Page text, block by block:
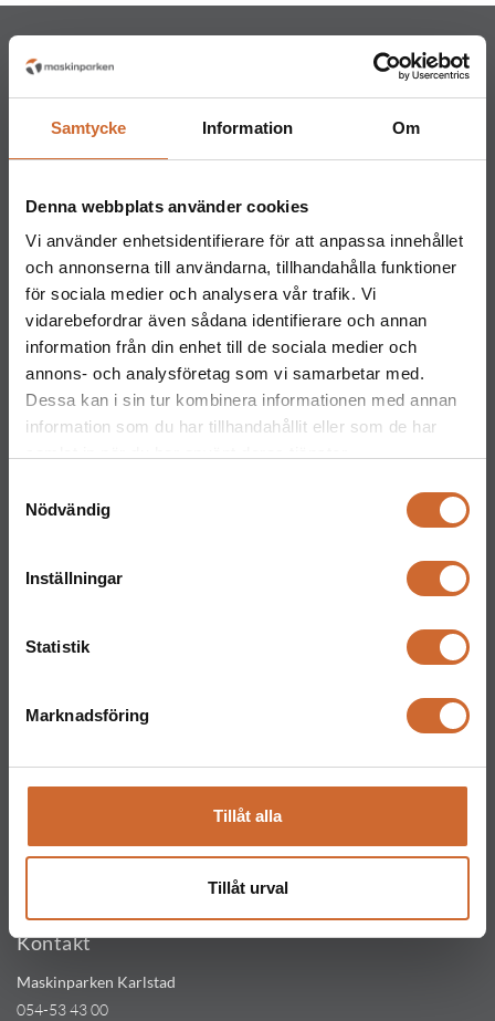
Samtycke Information Om
Denna webbplats använder cookies
Vi använder enhetsidentifierare för att anpassa innehållet
och annonserna till användarna, tillhandahålla funktioner
för sociala medier och analysera vår trafik. Vi
vidarebefordrar även sådana identifierare och annan
information från din enhet till de sociala medier och
annons- och analysföretag som vi samarbetar med.
Dessa kan i sin tur kombinera informationen med annan
information som du har tillhandahållit eller som de har
Nödvändig
Inställningar
Statistik
Marknadsföring
Tillåt alla
Tillåt urval
Maskinparken Sverige AB
Huvudkontor
187 66 Täby
Tel:
010-151 61 00
Orgnr: 559217-5763
Kontakt
Maskinparken Stockholm
08-544 433 80
031-711 30 10
malmo@maskinparken.se
018-477 66 60
Maskinparken Västerås
Kontakt
Maskinparken Karlstad
054-53 43 00